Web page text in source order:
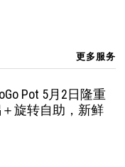
更多服务
Pot 5月2日隆重
旋转自助，新鲜